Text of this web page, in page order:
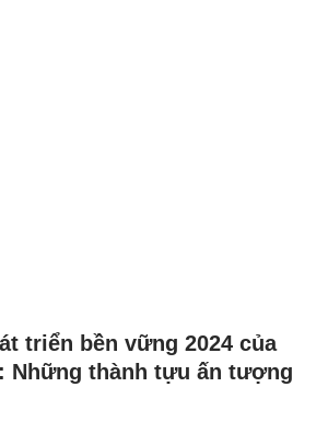
triển bền vững 2024 của
Những thành tựu ấn tượng